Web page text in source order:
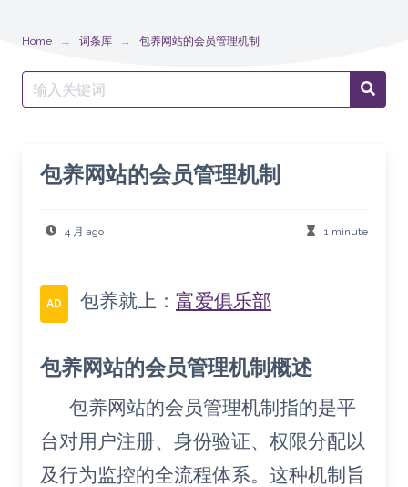
Home 词条库 包养网站的会员管理机制
Search
for:
包养网站的会员管理机制
4 月 ago 1 minute
AD 包养就上： 富爱俱乐部
包养网站的会员管理机制概述
包养网站的会员管理机制指的是平
台对用户注册、身份验证、权限分配以
及行为监控的全流程体系。这种机制旨